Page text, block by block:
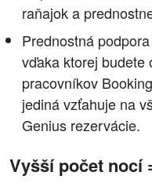
raňajok a
Prednostná
vďaka ktorej budete
pracovníkov
jediná vzťahuje na
Genius rezervácie.
Vyšší počet nocí